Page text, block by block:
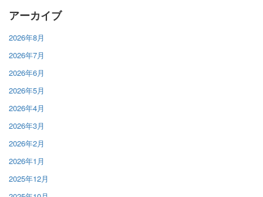
アーカイブ
2026年8月
2026年7月
2026年6月
2026年5月
2026年4月
2026年3月
2026年2月
2026年1月
2025年12月